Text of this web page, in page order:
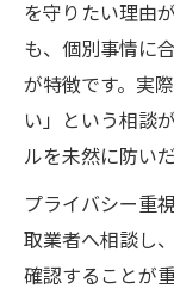
を守りたい理由
も、個別事情に
が特徴です。実
い」という相談
ルを未然に防い
プライバシー重
取業者へ相談し
確認することが